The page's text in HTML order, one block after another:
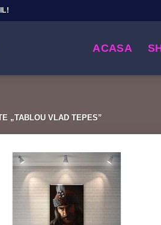
ACASA
„TABLOU VLAD TEPES”
Add to
Wishlist